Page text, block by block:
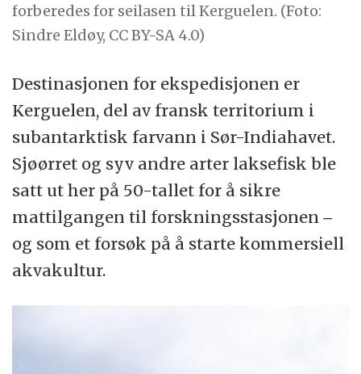
forberedes for seilasen til Kerguelen. (Foto:
Sindre Eldøy, CC BY-SA 4.0)
Destinasjonen for ekspedisjonen er
Kerguelen, del av fransk territorium i
subantarktisk farvann i Sør-Indiahavet.
Sjøørret og syv andre arter laksefisk ble
satt ut her på 50-tallet for å sikre
mattilgangen til forskningsstasjonen ‒
og som et forsøk på å starte kommersiell
akvakultur.